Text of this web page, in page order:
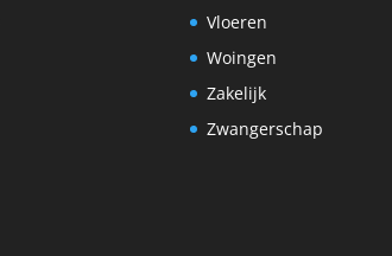
Vloeren
Woingen
Zakelijk
Zwangerschap